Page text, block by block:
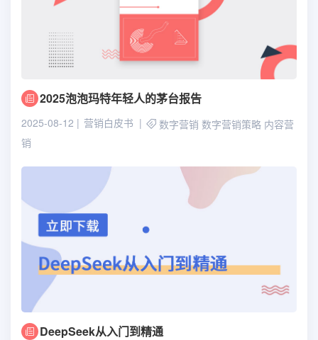
2025泡泡玛特年轻人的茅台报告
2025-08-12 营销白皮书 数字营销 数字营销策略 内容营
销
DeepSeek从入门到精通